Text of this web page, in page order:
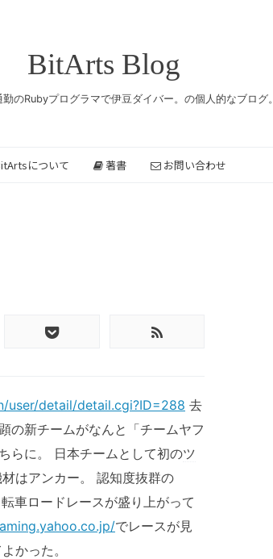
BitArts Blog
のRubyプログラマで伊豆ダイバー。の個人的なブログ。
について 著書 お問い合わせ
detail/detail.cgi?ID=288 去
の新チームがなんと「チームヤフ
らに。 日本チームとして初のツ
はアンカー。 認知度抜群の
車ロードレースが盛り上がって
でレースが見
かった。